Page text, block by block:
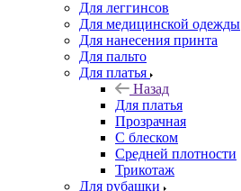
Для леггинсов
Для медицинской одежды
Для нанесения принта
Для пальто
Для платья
Назад
Для платья
Прозрачная
С блеском
Средней плотности
Трикотаж
Для рубашки